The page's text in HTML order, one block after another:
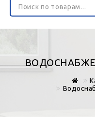
Войти
€ $
О нас
НЕ ЯВЛЯЕТСЯ
Доставка и
Блог
Контакты